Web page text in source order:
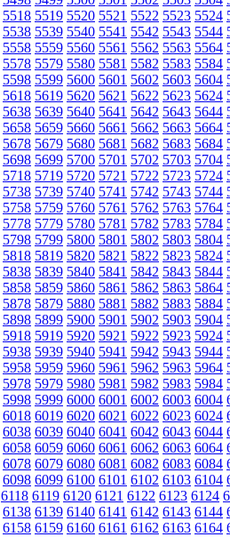
5518 5519 5520 5521 5522 5523 5524
5538 5539 5540 5541 5542 5543 5544
5558 5559 5560 5561 5562 5563 5564
5578 5579 5580 5581 5582 5583 5584
5598 5599 5600 5601 5602 5603 5604
5618 5619 5620 5621 5622 5623 5624
5638 5639 5640 5641 5642 5643 5644
5658 5659 5660 5661 5662 5663 5664
5678 5679 5680 5681 5682 5683 5684
5698 5699 5700 5701 5702 5703 5704
5718 5719 5720 5721 5722 5723 5724
5738 5739 5740 5741 5742 5743 5744
5758 5759 5760 5761 5762 5763 5764
5778 5779 5780 5781 5782 5783 5784
5798 5799 5800 5801 5802 5803 5804
5818 5819 5820 5821 5822 5823 5824
5838 5839 5840 5841 5842 5843 5844
5858 5859 5860 5861 5862 5863 5864
5878 5879 5880 5881 5882 5883 5884
5898 5899 5900 5901 5902 5903 5904
5918 5919 5920 5921 5922 5923 5924
5938 5939 5940 5941 5942 5943 5944
5958 5959 5960 5961 5962 5963 5964
5978 5979 5980 5981 5982 5983 5984
5998 5999 6000 6001 6002 6003 6004
6018 6019 6020 6021 6022 6023 6024
6038 6039 6040 6041 6042 6043 6044
6058 6059 6060 6061 6062 6063 6064
6078 6079 6080 6081 6082 6083 6084
6098 6099 6100 6101 6102 6103 6104
6118 6119 6120 6121 6122 6123 6124
6138 6139 6140 6141 6142 6143 6144
6158 6159 6160 6161 6162 6163 6164